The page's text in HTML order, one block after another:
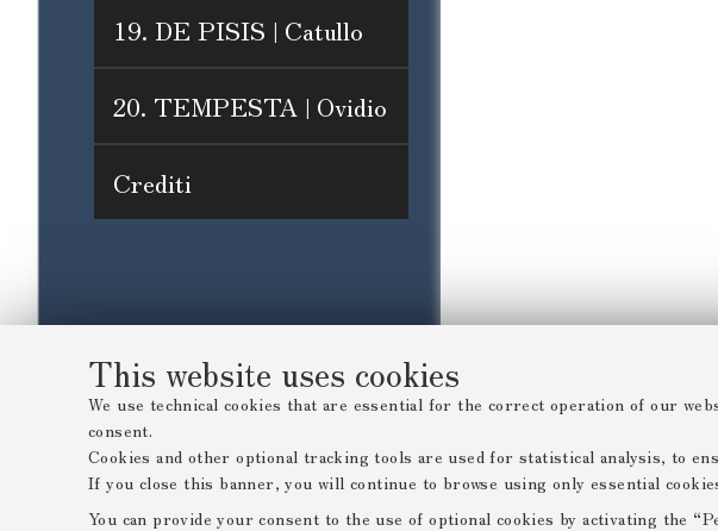
This website uses cookies
We use technical cookies that are essential for the correct operation of our
consent.
Cookies and other optional tracking tools are used for statistical analysis, to
If you close this banner, you will continue to browse using only essential
You can provide your consent to the use of optional cookies by activating the
19. DE PISIS | Catullo
20. TEMPESTA | Ovidio
Crediti